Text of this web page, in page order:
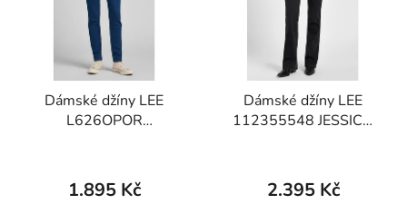
Dámské džíny LEE
L626OPOR
Zuri
1.895 Kč
Dámské džíny LEE
112355548 JESSICA
2.395 Kč